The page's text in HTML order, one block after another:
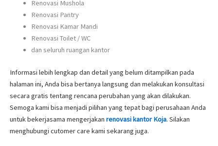
Renovasi Mushola
Renovasi Pantry
Renovasi Kamar Mandi
Renovasi Toilet / WC
dan seluruh ruangan kantor
Informasi lebih lengkap dan detail yang belum ditampilkan pada
halaman ini, Anda bisa bertanya langsung dan melakukan konsultasi
secara gratis tentang rencana perubahan yang akan dilakukan.
Semoga kami bisa menjadi pilihan yang tepat bagi perusahaan Anda
untuk bekerjasama mengerjakan renovasi kantor Koja. Silakan
menghubungi cutomer care kami sekarang juga.